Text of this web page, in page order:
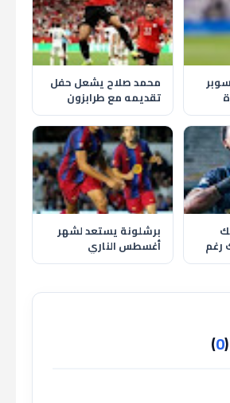
محمد صلاح يشعل حفل
تقديمه مع طرابزون
سبور وسط استقبال
تاريخي للجماهير
رغم
برشلونة يستعد لشهر
أغسطس الناري
بمواجهة الأهلي وظهور
0
)